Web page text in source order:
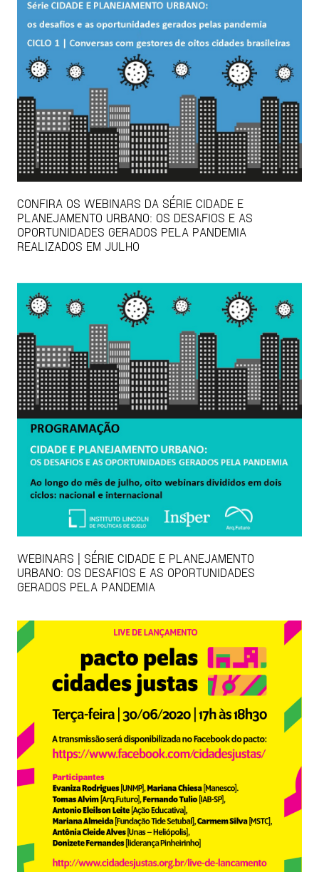
CONFIRA OS WEBINARS DA SÉRIE CIDADE E
PLANEJAMENTO URBANO: OS DESAFIOS E AS
OPORTUNIDADES GERADOS PELA PANDEMIA
REALIZADOS EM JULHO
WEBINARS | SÉRIE CIDADE E PLANEJAMENTO
URBANO: OS DESAFIOS E AS OPORTUNIDADES
GERADOS PELA PANDEMIA